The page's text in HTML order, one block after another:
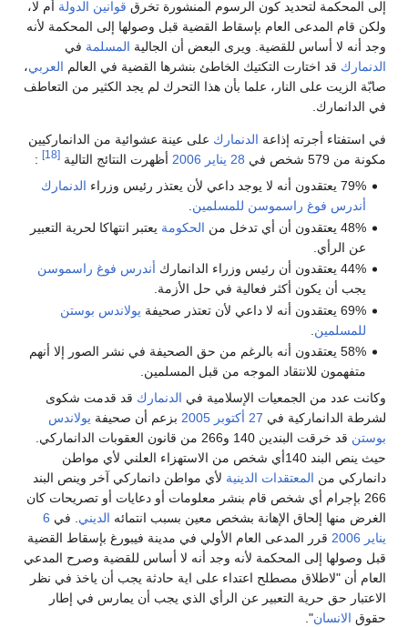
إلى المحكمة لتحديد كون الرسوم المنشورة تخرق قوانين الدولة أم لا،
ولكن قام المدعى العام بإسقاط القضية قبل وصولها إلى المحكمة لأنه
وجد أنه لا أساس للقضية. ويرى البعض أن الجالية المسلمة في
الدنمارك قد اختارت التكتيك الخاطئ بنشرها القضية في العالم العربي،
صابّة الزيت على النار، علما بأن هذا التحرك لم يجد الكثير من التعاطف
في الدانمارك.
في استفتاء أجرته إذاعة الدنمارك على عينة عشوائية من الدانماركيين
مكونة من 579 شخص في
28 يناير 2006 أظهرت النتائج التالية [18]
:
79% يعتقدون أنه لا يوجد داعي لأن يعتذر رئيس وزراء
الدنمارك
أندرس فوغ راسموسن للمسلمين.
48% يعتقدون أن أي تدخل من
الحكومة يعتبر انتهاكا لحرية التعبير
عن الرأي.
44% يعتقدون أن رئيس وزراء الدانمارك
أندرس فوغ راسموسن
يجب أن يكون أكثر فعالية في حل الأزمة.
69% يعتقدون أنه لا داعي لأن تعتذر صحيفة
يولاندس بوستن
للمسلمين
58% يعتقدون أنه بالرغم من حق الصحيفة في نشر الصور إلا أنهم
متفهمون للانتقاد الموجه من قبل المسلمين.
وكانت عدد من الجمعيات الإسلامية في الدنمارك قد قدمت شكوى
لشرطة الدانماركية في 27 أكتوبر 2005 بزعم أن صحيفة يولاندس
بوستن
قد خرقت البندين 140 و266 من قانون العقوبات الدانماركي.
حيث ينص البند 140أي شخص من الاستهزاء العلني لأي مواطن
دانماركي من المعتقدات الدينية لأي مواطن دانماركي آخر وينص البند
266 بإجرام أي شخص قام بنشر معلومات أو دعايات أو تصريحات كان
الغرض منها إلحاق الإهانة بشخص معين بسبب انتمائه الديني . في 6
يناير 2006 قرر المدعى العام الأولي في مدينة فيبورغ بإسقاط القضية
قبل وصولها إلى المحكمة لأنه وجد أنه لا أساس للقضية وصرح المدعي
العام أن "لاطلاق مصطلح اعتداء على اية حادثة يجب أن ياخذ في نظر
الاعتبار حق حرية التعبير عن الرأي الذي يجب أن يمارس في إطار
حقوق الانسان".